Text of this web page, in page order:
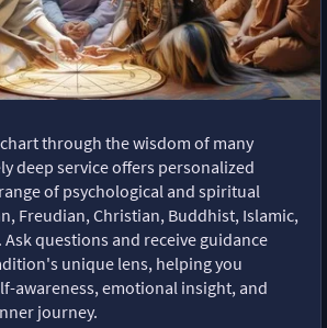
through the wisdom of many
deep service offers personalized
of psychological and spiritual
Freudian, Christian, Buddhist, Islamic,
questions and receive guidance
unique lens, helping you
awareness, emotional insight, and
journey.